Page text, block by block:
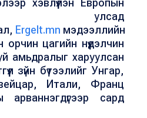
улсад
Ergelt.mn мэдээллийн
цагийн нүүдэлчин
амьдралыг харуулсан
зүйн бүтээлийг Унгар,
Итали, Франц
сард